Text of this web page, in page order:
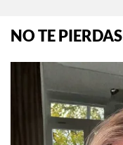
NO TE PIERDAS